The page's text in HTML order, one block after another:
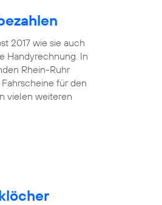
2017 wie sie auch
Handyrechnung. In
Rhein-Ruhr
für den
vielen weiteren